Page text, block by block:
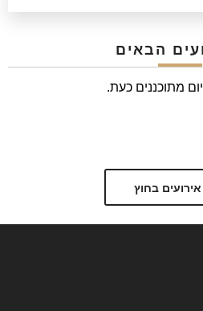
הבאים
מתוכננים כעת.
בחוץ